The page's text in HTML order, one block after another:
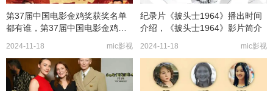
第37届中国电影金鸡奖获奖名单
都有谁，第37届中国电影金鸡奖
2024-11-18 mic影视
纪录片《披头士1964》播出时间
介绍，《披头士1964》影片简介
2024-11-18 mic影视